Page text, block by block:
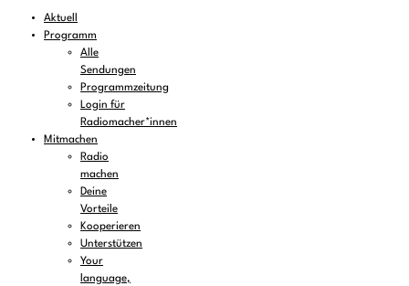
Aktuell
Programm
Alle
Sendungen
Programmzeitung
Login für
Radiomacher*innen
Mitmachen
Radio
machen
Deine
Vorteile
Kooperieren
Unterstützen
Your
language,